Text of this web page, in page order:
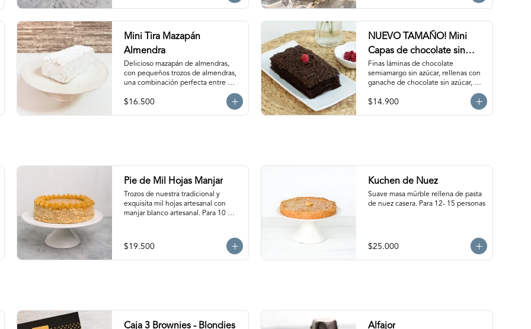
Mini Tira Mazapán
Almendra
Delicioso mazapán de almendras,
con pequeños trozos de almendras,
una combinación perfecta entre
acompañar el café. Para 6-8
$16.500
NUEVO TAMAÑO! Mini
Capas de chocolate sin
Azúcar
Finas láminas de chocolate
semiamargo sin azúcar, rellenas con
ganache de chocolate sin azúcar,
frambuesa sin azúcar. ¡Simplemente
$14.900
Pie de Mil Hojas Manjar
Trozos de nuestra tradicional y
exquisita mil hojas artesanal con
manjar blanco artesanal. Para 10
$19.500
Kuchen de Nuez
Suave masa mürble rellena de pasta
de nuez casera. Para 12- 15 personas
$25.000
Caja 3 Brownies - Blondies Alfajor